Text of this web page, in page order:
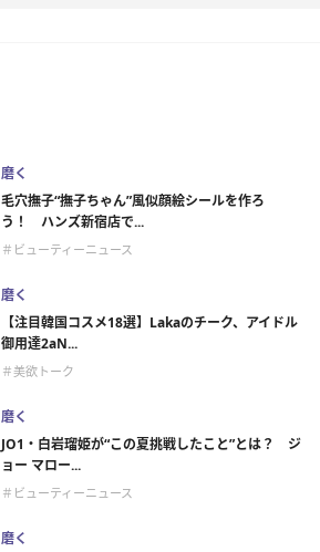
磨く
毛穴撫子“撫子ちゃん”風似顔絵シールを作ろ
う！ ハンズ新宿店で...
＃ビューティーニュース
磨く
【注目韓国コスメ18選】Lakaのチーク、アイドル
御用達2aN...
＃美欲トーク
磨く
JO1・白岩瑠姫が“この夏挑戦したこと”とは？ ジ
ョー マロー...
＃ビューティーニュース
磨く